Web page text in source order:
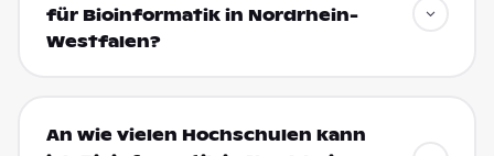
für Bioinformatik in Nordrhein-
Westfalen?
An wie vielen Hochschulen kann